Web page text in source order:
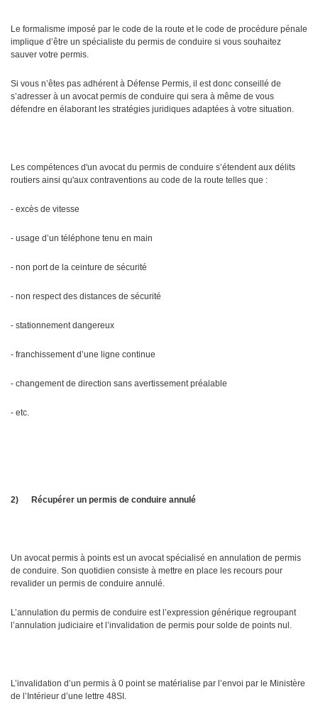
Le formalisme imposé par le code de la route et le code de procédure pénale
implique d’être un spécialiste du permis de conduire si vous souhaitez
sauver votre permis.
Si vous n’êtes pas adhérent à Défense Permis, il est donc conseillé de
s’adresser à un avocat permis de conduire qui sera à même de vous
défendre en élaborant les stratégies juridiques adaptées à votre situation.
Les compétences d'un avocat du permis de conduire s’étendent aux délits
routiers ainsi qu'aux contraventions au code de la route telles que :
- excès de vitesse
- usage d’un téléphone tenu en main
- non port de la ceinture de sécurité
- non respect des distances de sécurité
- stationnement dangereux
- franchissement d’une ligne continue
- changement de direction sans avertissement préalable
- etc.
2) Récupérer un permis de conduire annulé
Un avocat permis à points est un avocat spécialisé en annulation de permis
de conduire. Son quotidien consiste à mettre en place les recours pour
revalider un permis de conduire annulé.
L’annulation du permis de conduire est l’expression générique regroupant
l’annulation judiciaire et l’invalidation de permis pour solde de points nul.
L’invalidation d’un permis à 0 point se matérialise par l’envoi par le Ministère
de l’Intérieur d’une lettre 48SI.